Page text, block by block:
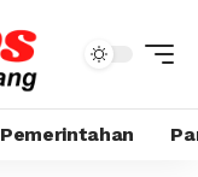
Pemerintahan